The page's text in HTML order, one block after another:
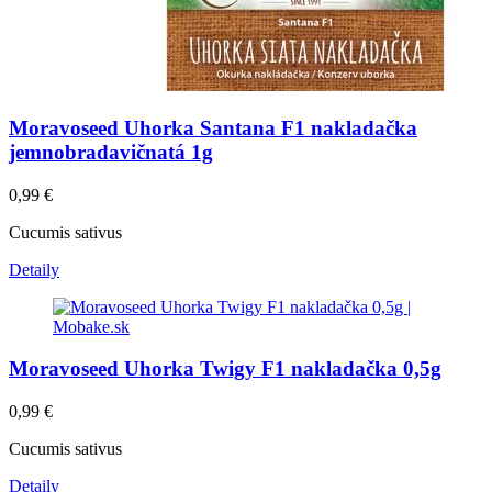
Moravoseed Uhorka Santana F1 nakladačka
jemnobradavičnatá 1g
0,99 €
Cucumis sativus
Detaily
Moravoseed Uhorka Twigy F1 nakladačka 0,5g
0,99 €
Cucumis sativus
Detaily